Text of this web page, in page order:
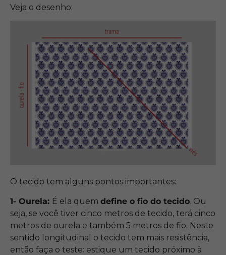
Veja o desenho:
O tecido tem alguns pontos importantes:
1- Ourela: É ela quem define o fio do tecido. Ou
seja, se você tiver cinco metros de tecido, terá cinco
metros de ourela e também 5 metros de fio. Neste
sentido longitudinal o tecido tem mais resistência,
então faça o teste: estique um tecido próximo à